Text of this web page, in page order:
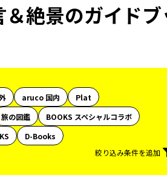
絶景のガイドブ
aruco 国内
Plat
旅の図鑑
BOOKS スペシャルコラボ
D-Books
絞り込み条件を追加